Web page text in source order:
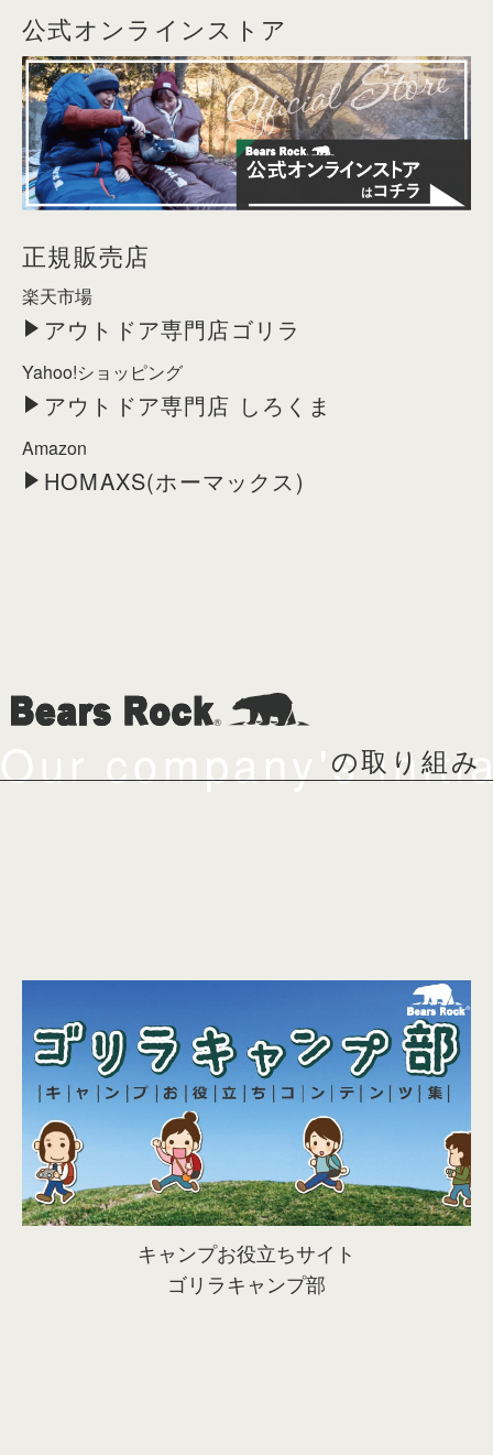
公式オンラインストア
正規販売店
楽天市場
アウトドア専門店ゴリラ
Yahoo!ショッピング
アウトドア専門店 しろくま
Amazon
HOMAXS(ホーマックス)
Our company'sの取り組み
キャンプお役立ちサイト
ゴリラキャンプ部